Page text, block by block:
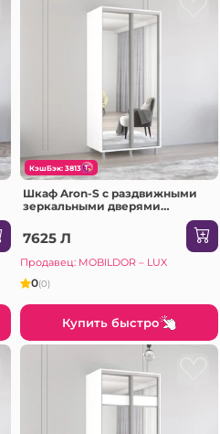
КэшБэк: 3813
Шкаф Aron-S с раздвижными
зеркальными дверями
7625 Л
Продавец: MOBILDOR – LUX
0(0)
Купить быстро